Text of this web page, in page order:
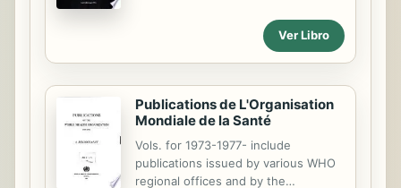
En su Introducción se presentan y
contextúan los capítulos, y el
contenido está rigurosamente
"Conceptualizaciones sobre las
prácticas y el campo de la Salud
investigación". Cada uno de los
textos que ellas incluyen condensa
Ver Libro
Publications de L'Organisation
Mondiale de la Santé
Vols. for 1973-1977- include
publications issued by various WHO
regional offices and by the